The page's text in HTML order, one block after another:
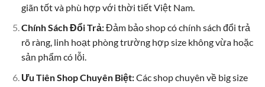
giãn tốt và phù hợp với thời tiết Việt Nam.
Chính Sách Đổi Trả:Đảm bảo shop có chính sách đổi trả
rõ ràng, linh hoạt phòng trường hợp size không vừa hoặc
sản phẩm có lỗi.
Ưu Tiên Shop Chuyên Biệt:Các shop chuyên về big size